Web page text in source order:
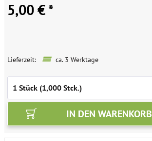
5,00 € *
Lieferzeit: ca. 3 Werktage
IN DEN WARENKORB